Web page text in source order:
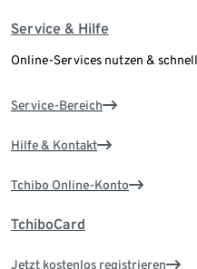
Service & Hilfe
Online-Services nutzen &
Service-Bereich
Hilfe & Kontakt
Tchibo Online-Konto
TchiboCard
Jetzt kostenlos registrieren